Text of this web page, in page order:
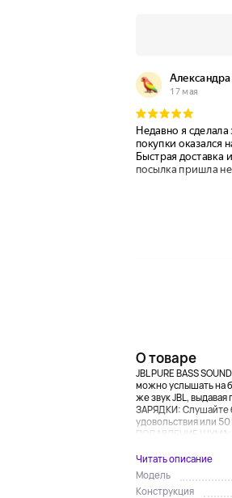
О товаре
JBL PURE BASS
можно услышать на
же звук JBL,
ЗАРЯДКИ: Слушайте
удовольствия или
ПОДАВЛЕНИЕ ШУМА:
Читать описание
Модель
Конструкция